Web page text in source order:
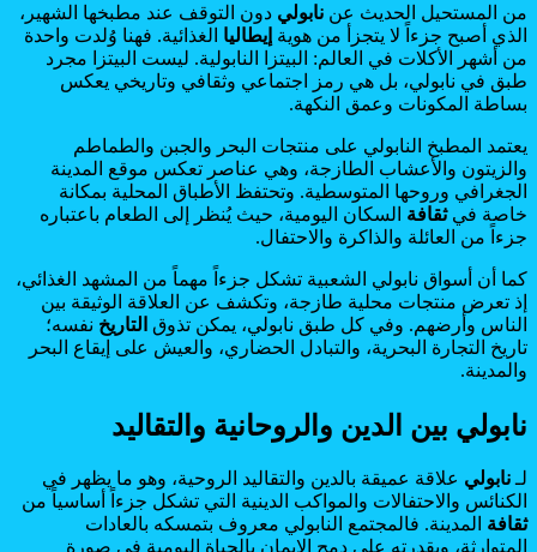
من المستحيل الحديث عن نابولي دون التوقف عند مطبخها الشهير،
الذي أصبح جزءاً لا يتجزأ من هوية إيطاليا الغذائية. فهنا وُلدت واحدة
من أشهر الأكلات في العالم: البيتزا النابولية. ليست البيتزا مجرد
طبق في نابولي، بل هي رمز اجتماعي وثقافي وتاريخي يعكس
بساطة المكونات وعمق النكهة.
يعتمد المطبخ النابولي على منتجات البحر والجبن والطماطم
والزيتون والأعشاب الطازجة، وهي عناصر تعكس موقع المدينة
الجغرافي وروحها المتوسطية. وتحتفظ الأطباق المحلية بمكانة
خاصة فيثقافة السكان اليومية، حيث يُنظر إلى الطعام باعتباره
جزءاً من العائلة والذاكرة والاحتفال.
كما أن أسواق نابولي الشعبية تشكل جزءاً مهماً من المشهد الغذائي،
إذ تعرض منتجات محلية طازجة، وتكشف عن العلاقة الوثيقة بين
الناس وأرضهم. وفي كل طبق نابولي، يمكن تذوق التاريخ نفسه؛
تاريخ التجارة البحرية، والتبادل الحضاري، والعيش على إيقاع البحر
والمدينة.
نابولي بين الدين والروحانية والتقاليد
لـ نابولي علاقة عميقة بالدين والتقاليد الروحية، وهو ما يظهر في
الكنائس والاحتفالات والمواكب الدينية التي تشكل جزءاً أساسياً من
ثقافة المدينة. فالمجتمع النابولي معروف بتمسكه بالعادات
المتوارثة، وبقدرته على دمج الإيمان بالحياة اليومية في صورة